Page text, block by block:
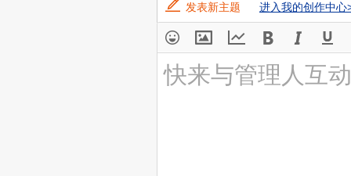
发表新主题 进入我的创作中心
快来与管理人互